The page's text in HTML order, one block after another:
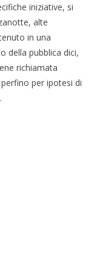
iniziative, si
alte
in una
della pubblica dici,
richiamata
perfino per ipotesi di